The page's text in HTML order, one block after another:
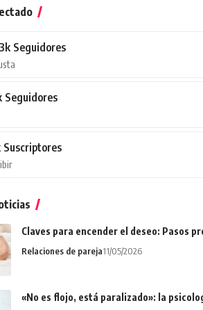
Seguidores
Seguidores
Suscriptores
Claves para encender el deseo: Pasos
Relaciones de pareja11/05/2026
«No es flojo, está paralizado»: la